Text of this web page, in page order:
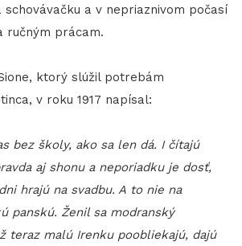
a v nepriaznivom počasí
ručným prácam.
ktorý slúžil potrebám
v roku 1917 napísal:
bez školy, ako sa len dá. I čítajú
aj shonu a neporiadku je dosť,
hrajú na svadbu. A to nie na
panskú. Ženil sa modranský
teraz malú Irenku poobliekajú, dajú